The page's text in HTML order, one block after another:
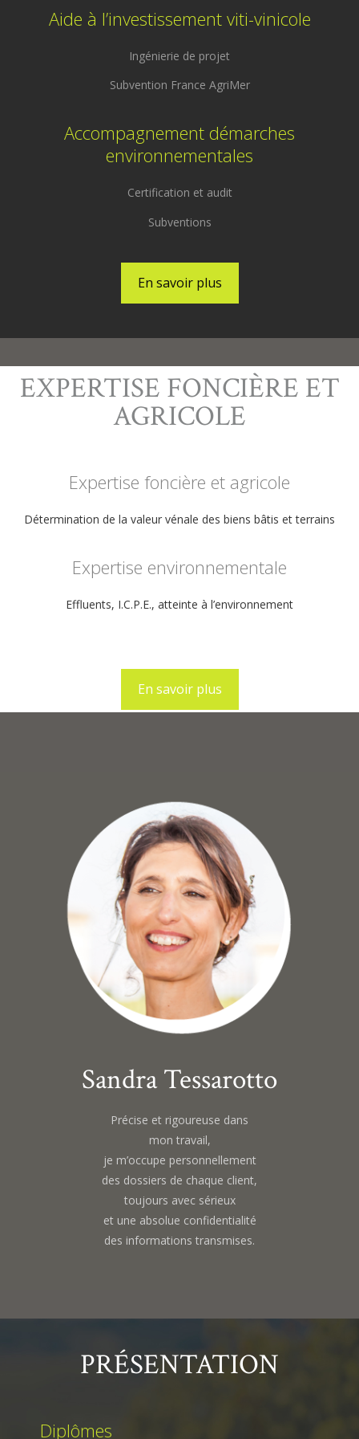
Aide à l’investissement viti-vinicole
Ingénierie de projet
Subvention France AgriMer
Accompagnement démarches
environnementales
Certification et audit
Subventions
En savoir plus
EXPERTISE FONCIÈRE ET
AGRICOLE
Expertise foncière et agricole
Détermination de la valeur vénale des biens bâtis et terrains
Expertise environnementale
Effluents, I.C.P.E., atteinte à l’environnement
En savoir plus
Sandra Tessarotto
Précise et rigoureuse dans
mon travail,
je m’occupe personnellement
des dossiers de chaque client,
toujours avec sérieux
et une absolue confidentialité
des informations transmises.
PRÉSENTATION
Diplômes